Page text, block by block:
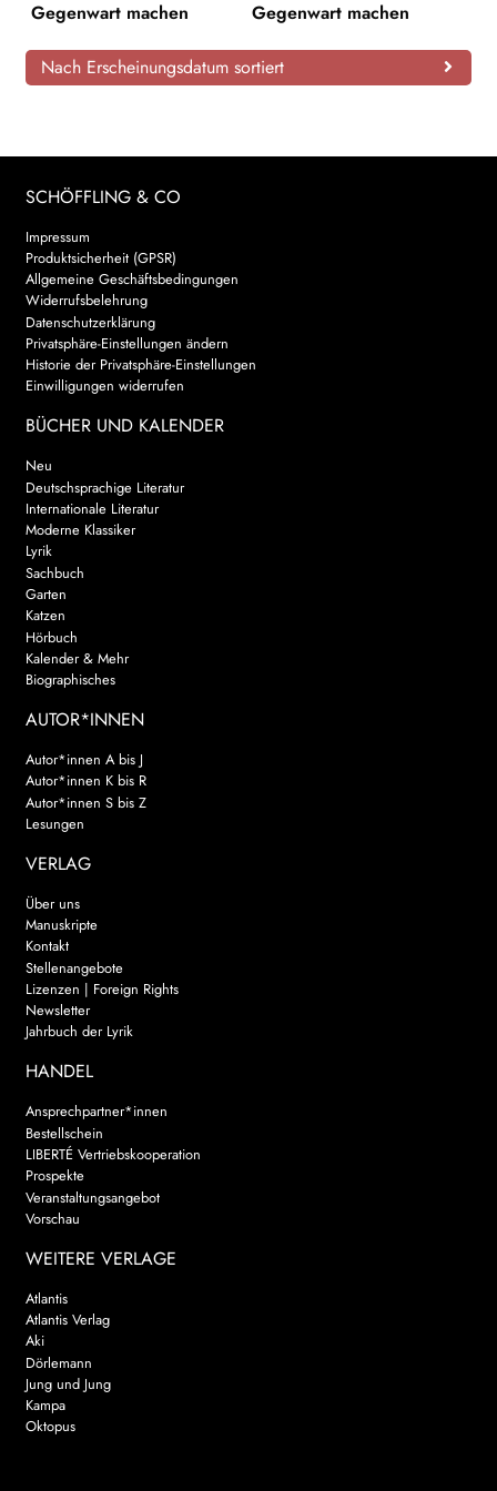
NEWSLETTER
Search:
Gegenwart machen
Gegenwart machen
Nach Erscheinungsdatum sortiert
SCHÖFFLING & CO
Impressum
Produktsicherheit (GPSR)
Allgemeine Geschäftsbedingungen
Widerrufsbelehrung
Datenschutzerklärung
Privatsphäre-Einstellungen ändern
Historie der Privatsphäre-Einstellungen
Einwilligungen widerrufen
BÜCHER UND KALENDER
Neu
Deutschsprachige Literatur
Internationale Literatur
Moderne Klassiker
Lyrik
Sachbuch
Garten
Katzen
Hörbuch
Kalender & Mehr
Biographisches
AUTOR*INNEN
Autor*innen A bis J
Autor*innen K bis R
Autor*innen S bis Z
Lesungen
VERLAG
Über uns
Manuskripte
Kontakt
Stellenangebote
Lizenzen | Foreign Rights
Newsletter
Jahrbuch der Lyrik
HANDEL
Ansprechpartner*innen
Bestellschein
LIBERTÉ Vertriebskooperation
Prospekte
Veranstaltungsangebot
Vorschau
WEITERE VERLAGE
Atlantis
Atlantis Verlag
Aki
Dörlemann
Jung und Jung
Kampa
Oktopus